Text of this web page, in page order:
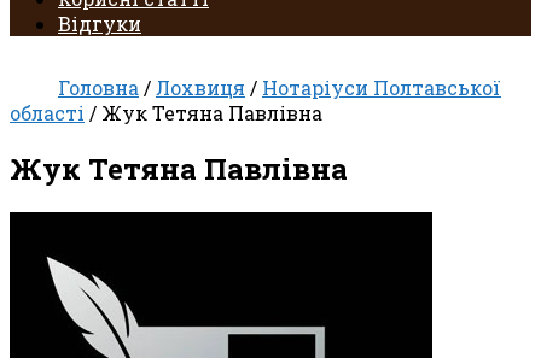
Відгуки
Головна / Лохвиця / Нотаріуси Полтавської
області / Жук Тетяна Павлівна
Жук Тетяна Павлівна